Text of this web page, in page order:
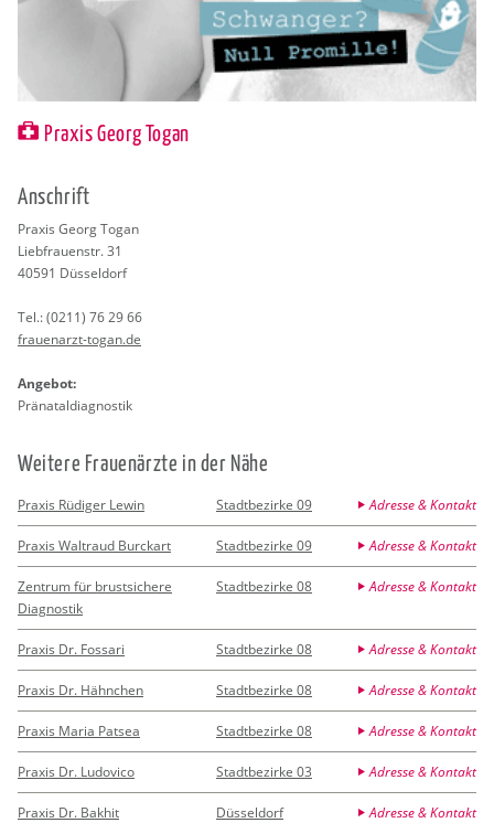
Praxis Georg Togan
An­schrift
Pra­xis Georg Togan
Lieb­frau­en­str. 31
40591 Düs­sel­dorf
Tel.:(0211) 76 29 66
frau­en­arzt-togan.de
An­ge­bot:
Prä­na­tal­dia­gnos­tik
Wei­te­re Frau­en­ärz­te in der Nähe
Praxis Rüdiger Lewin Stadtbezirke 09 Adresse & Kontakt
Praxis Waltraud Burckart Stadtbezirke 09 Adresse & Kontakt
Zentrum für brustsichere
Diagnostik
Stadtbezirke 08 Adresse & Kontakt
Praxis Dr. Fossari Stadtbezirke 08 Adresse & Kontakt
Praxis Dr. Hähnchen Stadtbezirke 08 Adresse & Kontakt
Praxis Maria Patsea Stadtbezirke 08 Adresse & Kontakt
Praxis Dr. Ludovico Stadtbezirke 03 Adresse & Kontakt
Praxis Dr. Bakhit Düsseldorf Adresse & Kontakt